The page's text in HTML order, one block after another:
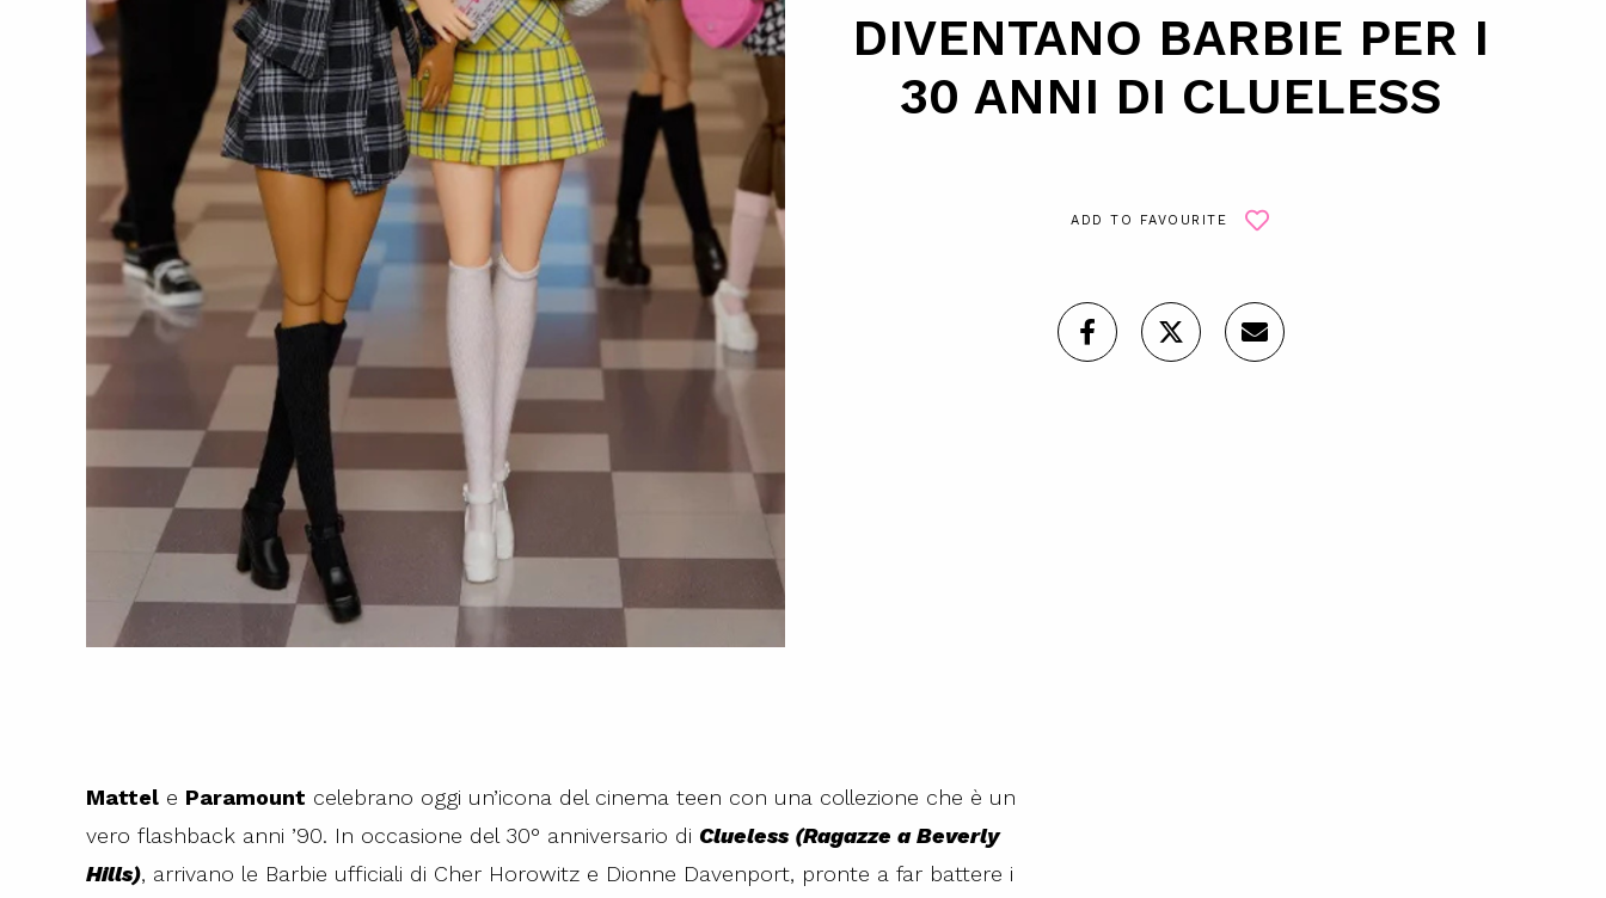
DIVENTANO BARBIE PER I
30 ANNI DI CLUELESS
ADD TO FAVOURITE
Mattel e Paramount celebrano oggi un’icona del cinema teen con una collezione che è un
vero flashback anni ’90. In occasione del 30° anniversario di Clueless (Ragazze a Beverly
Hills), arrivano le Barbie ufficiali di Cher Horowitz e Dionne Davenport, pronte a far battere i